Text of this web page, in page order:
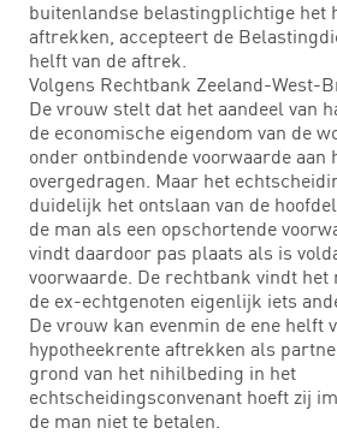
buitenlandse belastingplichtige het
aftrekken, accepteert de
helft van de aftrek.
Volgens Rechtbank Zeeland-West-
De vrouw stelt dat het aandeel van
de economische eigendom van de
onder ontbindende voorwaarde aan
overgedragen. Maar het
duidelijk het ontslaan van de
de man als een opschortende
vindt daardoor pas plaats als is
voorwaarde. De rechtbank vindt
de ex-echtgenoten eigenlijk iets
De vrouw kan evenmin de ene helft
hypotheekrente aftrekken als
grond van het nihilbeding in het
echtscheidingsconvenant hoeft zij
de man niet te betalen.